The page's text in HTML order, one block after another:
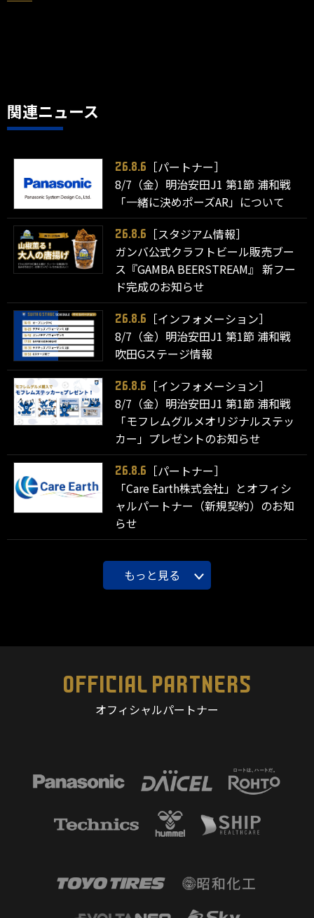
関連ニュース
26.8.6
［パートナー］
8/7（金）明治安田J1 第1節 浦和戦
「一緒に決めポーズAR」について
26.8.6
［スタジアム情報］
ガンバ公式クラフトビール販売ブー
ス『GAMBA BEERSTREAM』 新フー
ド完成のお知らせ
26.8.6
［インフォメーション］
8/7（金）明治安田J1 第1節 浦和戦
吹田Gステージ情報
26.8.6
［インフォメーション］
8/7（金）明治安田J1 第1節 浦和戦
「モフレムグルメオリジナルステッ
カー」プレゼントのお知らせ
26.8.6
［パートナー］
「Care Earth株式会社」とオフィシ
ャルパートナー（新規契約）のお知
らせ
もっと見る
OFFICIAL PARTNERS
オフィシャルパートナー